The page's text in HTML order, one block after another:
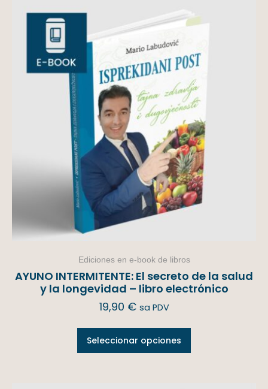
Ediciones en e-book de libros
AYUNO INTERMITENTE: El secreto de la salud
y la longevidad – libro electrónico
19,90 € sa PDV
Seleccionar opciones